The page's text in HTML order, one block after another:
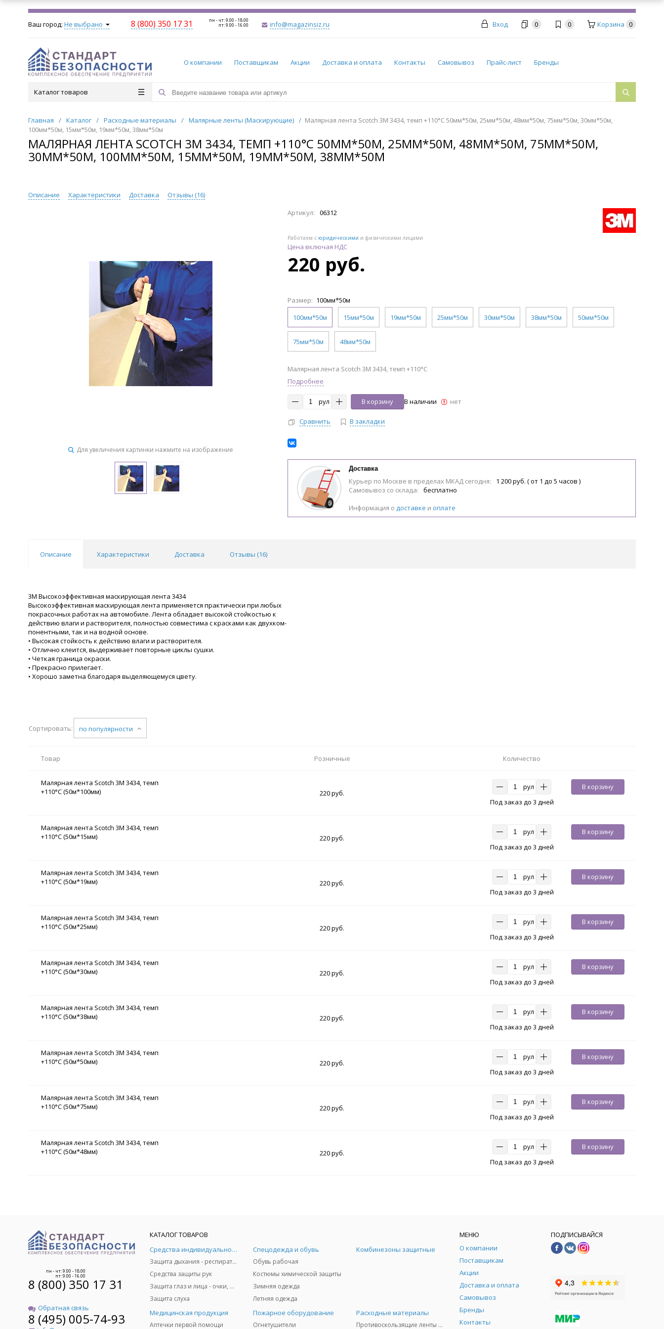
Ваш город: Не выбрано 8 (800) 350 17 31 пн - чт: 9.00 - 18.00
пт: 9.00 - 16.00 info@magazinsiz.ru Вход 0 0 Корзина 0
О компании Поставщикам Акции Доставка и оплата Контакты Самовывоз Прайс-лист Бренды
Каталог товаров
Главная / Каталог / Расходные материалы / Малярные ленты (Маскирующие) / Малярная лента Scotch 3М 3434, темп +110°C 50мм*50м, 25мм*50м, 48мм*50м, 75мм*50м, 30мм*50м,
100мм*50м, 15мм*50м, 19мм*50м, 38мм*50м
МАЛЯРНАЯ ЛЕНТА SCOTCH 3М 3434, ТЕМП +110°C 50ММ*50М, 25ММ*50М, 48ММ*50М, 75ММ*50М,
30ММ*50М, 100ММ*50М, 15ММ*50М, 19ММ*50М, 38ММ*50М
Описание Характеристики Доставка Отзывы (16)
Для увеличения картинки нажмите на изображение
Артикул: 06312
Работаем с юридическими и физическими лицами
Цена включая НДС
220 руб.
Размер: 100мм*50м
100мм*50м
15мм*50м 19мм*50м 25мм*50м 30мм*50м 38мм*50м 50мм*50м
75мм*50м 48мм*50м
Малярная лента Scotch 3М 3434, темп +110°C
Подробнее
рул В корзину В наличии нет
Сравнить В закладки
Доставка
Курьер по Москве в пределах МКАД сегодня:
1 200 руб. ( от 1 до 5 часов )
Самовывоз со склада:
бесплатно
Информация о доставке и оплате
Описание Характеристики Доставка Отзывы (16)
3M Высокоэффективная маскирующая лента 3434
Высокоэффективная маскирующая лента применяется практически при любых
покрасочных работах на автомобиле. Лента обладает высокой стойкостью к
действию влаги и растворителя, полностью совместима с красками как двухком-
понентными, так и на водной основе.
• Высокая стойкость к действию влаги и растворителя.
• Отлично клеится, выдерживает повторные циклы сушки.
• Четкая граница окраски.
• Прекрасно прилегает.
• Хорошо заметна благодаря выделяющемуся цвету.
Сортировать: по популярности
Товар Розничные Количество
Малярная лента Scotch 3М 3434, темп
+110°C (50м*100мм)
220 руб.
рул
В корзину
Под заказ до 3 дней
Малярная лента Scotch 3М 3434, темп
+110°C (50м*15мм)
220 руб.
рул
В корзину
Под заказ до 3 дней
Малярная лента Scotch 3М 3434, темп
+110°C (50м*19мм)
220 руб.
рул
В корзину
Под заказ до 3 дней
Малярная лента Scotch 3М 3434, темп
+110°C (50м*25мм)
220 руб.
рул
В корзину
Под заказ до 3 дней
Малярная лента Scotch 3М 3434, темп
+110°C (50м*30мм)
220 руб.
рул
В корзину
Под заказ до 3 дней
Малярная лента Scotch 3М 3434, темп
+110°C (50м*38мм)
220 руб.
рул
В корзину
Под заказ до 3 дней
Малярная лента Scotch 3М 3434, темп
+110°C (50м*50мм)
220 руб.
рул
В корзину
Под заказ до 3 дней
Малярная лента Scotch 3М 3434, темп
+110°C (50м*75мм)
220 руб.
рул
В корзину
Под заказ до 3 дней
Малярная лента Scotch 3М 3434, темп
+110°C (50м*48мм)
220 руб.
рул
В корзину
Под заказ до 3 дней
пн - чт: 9.00 - 18.00
пт: 9.00 - 16.00
8 (800) 350 17 31
Обратная связь
8 (495) 005-74-93
КАТАЛОГ ТОВАРОВ
Средства индивидуальной защиты
Защита дыхания - респираторы, противогазы, фильтры, дозиметры
Средства защиты рук
Защита глаз и лица - очки, щитки
Защита слуха
Спецодежда и обувь
Обувь рабочая
Костюмы химической защиты
Зимняя одежда
Летняя одежда
Комбинезоны защитные
Медицинская продукция
Аптечки первой помощи
Пожарное оборудование
Огнетушители
Расходные материалы
Противоскользящие ленты 3М
МЕНЮ
О компании
Поставщикам
Акции
Доставка и оплата
Самовывоз
Бренды
Контакты
ПОДПИСЫВАЙСЯ